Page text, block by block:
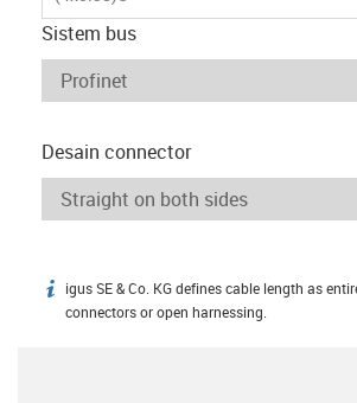
Sistem bus
Desain connector
igus-icon-info
igus SE & Co. KG defines cable length as
connectors or open harnessing.